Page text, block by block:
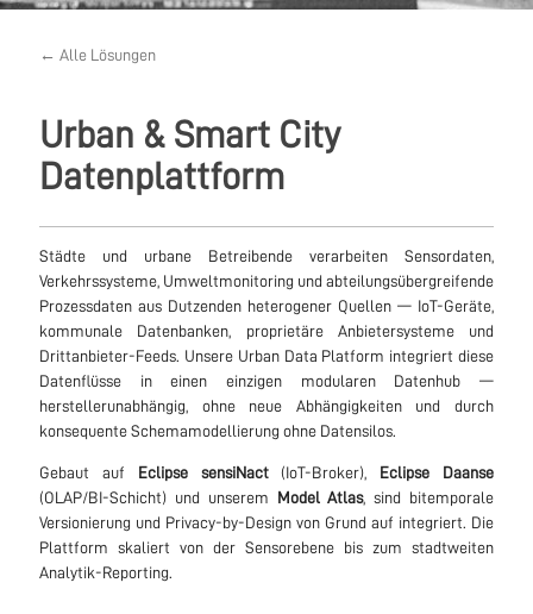
← Alle Lösungen
Urban & Smart City
Datenplattform
Städte und urbane Betreibende verarbeiten Sensordaten,
Verkehrssysteme, Umweltmonitoring und abteilungsübergreifende
Prozessdaten aus Dutzenden heterogener Quellen — IoT-Geräte,
kommunale Datenbanken, proprietäre Anbietersysteme und
Drittanbieter-Feeds. Unsere Urban Data Platform integriert diese
Datenflüsse in einen einzigen modularen Datenhub —
herstellerunabhängig, ohne neue Abhängigkeiten und durch
konsequente Schemamodellierung ohne Datensilos.
Gebaut auf Eclipse sensiNact(IoT-Broker), Eclipse Daanse
(OLAP/BI-Schicht) und unserem
Model Atlas, sind bitemporale
Versionierung und Privacy-by-Design von Grund auf integriert. Die
Plattform skaliert von der Sensorebene bis zum stadtweiten
Analytik-Reporting.